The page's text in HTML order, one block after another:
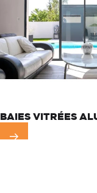
BAIES VITRÉES